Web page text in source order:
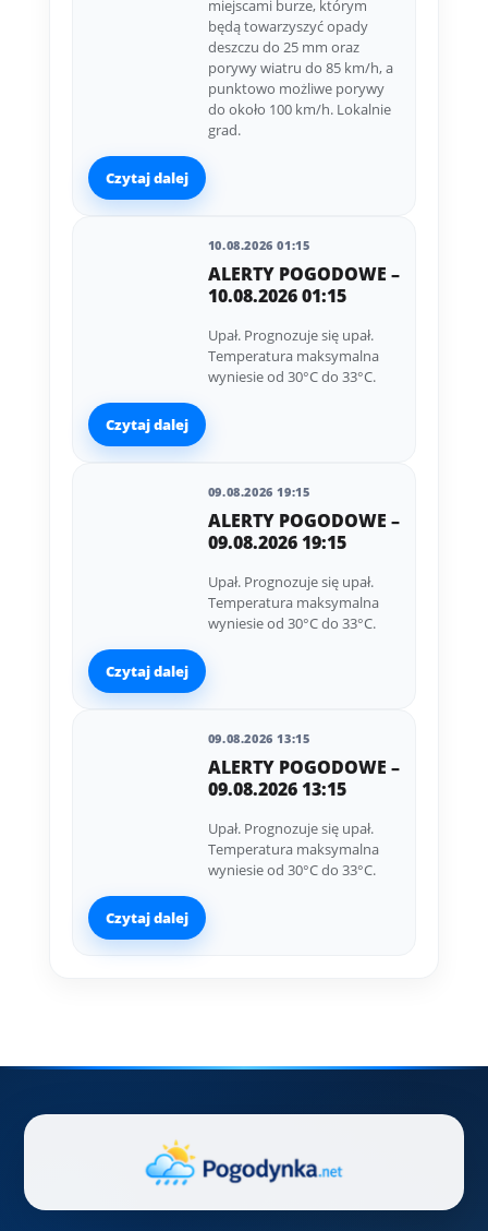
miejscami burze, którym
będą towarzyszyć opady
deszczu do 25 mm oraz
porywy wiatru do 85 km/h, a
punktowo możliwe porywy
do około 100 km/h. Lokalnie
grad.
Czytaj dalej
10.08.2026 01:15
ALERTY POGODOWE –
10.08.2026 01:15
Upał. Prognozuje się upał.
Temperatura maksymalna
wyniesie od 30°C do 33°C.
Czytaj dalej
09.08.2026 19:15
ALERTY POGODOWE –
09.08.2026 19:15
Upał. Prognozuje się upał.
Temperatura maksymalna
wyniesie od 30°C do 33°C.
Czytaj dalej
09.08.2026 13:15
ALERTY POGODOWE –
09.08.2026 13:15
Upał. Prognozuje się upał.
Temperatura maksymalna
wyniesie od 30°C do 33°C.
Czytaj dalej